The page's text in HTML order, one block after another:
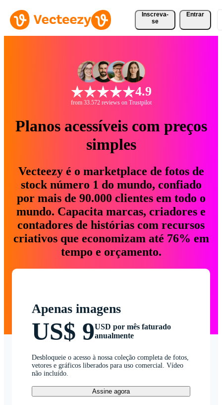
Inscreva-
se
Entrar
4.9
from 33.572 reviews on Trustpilot
Planos acessíveis com preços
simples
Vecteezy é o marketplace de fotos de
stock número 1 do mundo, confiado
por mais de 90.000 clientes em todo o
mundo. Capacita marcas, criadores e
contadores de histórias com recursos
criativos que economizam até 76% em
tempo e orçamento.
Apenas imagens
US$ 9USD por mês faturado
anualmente
Desbloqueie o acesso à nossa coleção completa de fotos,
vetores e gráficos liberados para uso comercial. Vídeo
não incluído.
Assine agora